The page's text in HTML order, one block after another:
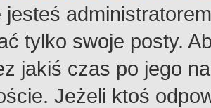
jesteś
tylko swoje posty.
jakiś czas po jego
Jeżeli ktoś